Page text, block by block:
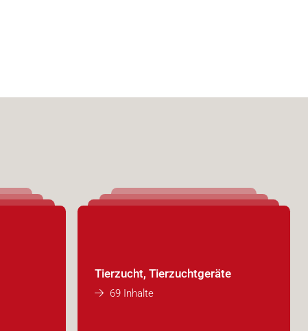
Tierzucht, Tierzuchtgeräte
69 Inhalte